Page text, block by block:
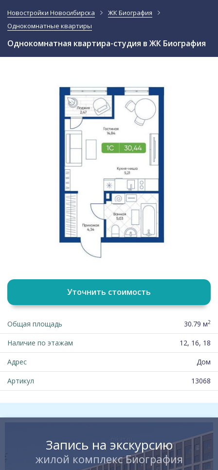
Новостройки Новосибирска
ЖК Биография
Однокомнатные квартиры
Однокомнатная квартира-студия в ЖК Биография
Уточнить стоимость
Общая площадь 30.79 м2
Наличие по этажам 12, 16, 18
Адрес Дом
Артикул 13068
Запись на экскурсию
жилой комплекс Биография